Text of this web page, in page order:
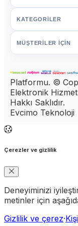
KATEGORİLER
MÜŞTERİLER İÇİN
Platformu. ©
Elektronik
Hakkı Saklıdır.
Evcimo Teknoloji
Çerezler ve gizlilik
Deneyiminizi
metinler için
Gizlilik ve çerez·